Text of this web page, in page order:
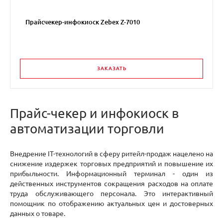
Прайсчекер-инфокиоск Zebex Z-7010
ЗАКАЗАТЬ
Прайс-чекер и инфокиоск в
автоматизации торговли
Внедрение IT-технологий в сферу ритейл-продаж нацелено на
снижение издержек торговых предприятий и повышение их
прибыльности. Информационный терминал - один из
действенных инструментов сокращения расходов на оплате
труда обслуживающего персонала. Это интерактивный
помощник по отображению актуальных цен и достоверных
данных о товаре.